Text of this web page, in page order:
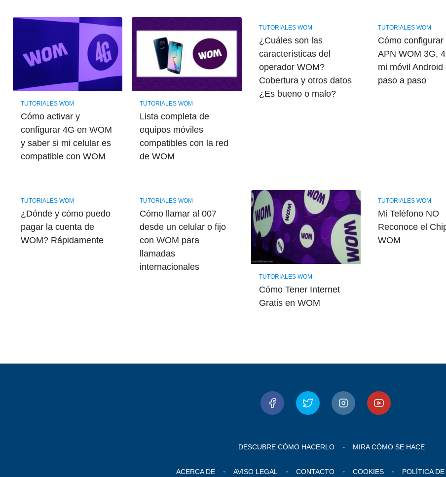
TUTORIALES WOM
Cómo activar y
configurar 4G en WOM
y saber si mi celular es
compatible con WOM
TUTORIALES WOM
Lista completa de
equipos móviles
compatibles con la red
de WOM
TUTORIALES WOM
¿Cuáles son las
características del
operador WOM?
Cobertura y otros datos
¿Es bueno o malo?
TUTORIALES WOM
Cómo configurar
APN WOM 3G,
mi móvil Android
paso a paso
TUTORIALES WOM
¿Dónde y cómo puedo
pagar la cuenta de
WOM? Rápidamente
TUTORIALES WOM
Cómo llamar al 007
desde un celular o fijo
con WOM para
llamadas
internacionales
TUTORIALES WOM
Cómo Tener Internet
Gratis en WOM
TUTORIALES WOM
Mi Teléfono NO
Reconoce el
WOM
DESCUBRE CÓMO HACERLO MIRA CÓMO SE HACE
ACERCA DE AVISO LEGAL CONTACTO COOKIES POLÍTICA